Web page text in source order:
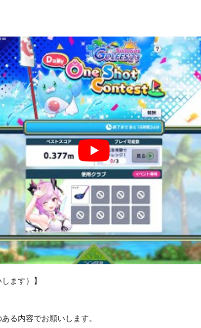
ます）】
る内容でお願いします。